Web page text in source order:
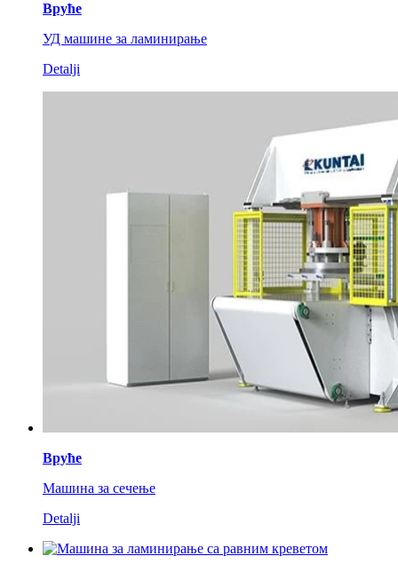
Вруће
УД машине за ламинирање
Detalji
Вруће
Машина за сечење
Detalji